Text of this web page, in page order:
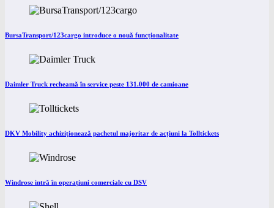
BursaTransport/123cargo introduce o nouă funcționalitate
Daimler Truck recheamă în service peste 131.000 de camioane
DKV Mobility achiziționează pachetul majoritar de acțiuni la Tolltickets
Windrose intră în operațiuni comerciale cu DSV